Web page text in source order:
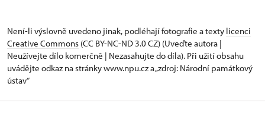
Není-li výslovně uvedeno jinak, podléhají fotografie a texty licenci
Creative Commons (CC BY-NC-ND 3.0 CZ) (Uveďte autora |
Neužívejte dílo komerčně | Nezasahujte do díla). Při užití obsahu
uvádějte odkaz na stránky www.npu.cz a „zdroj: Národní památkový
ústav“